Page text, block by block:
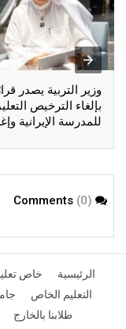
وزير التربية يصدر
بإلغاء الترخيص
للمدرسة الإيرانية
(0)
الرئيسية خاص
التعليم الخاص
طلابنا بالخارج